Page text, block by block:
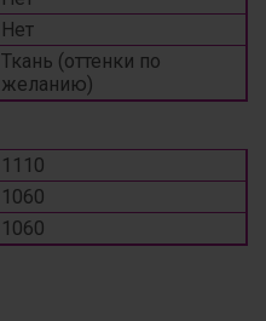
Нет
Ткань (оттенки по
желанию)
1110
1060
1060